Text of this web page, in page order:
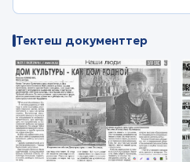
Тектеш документтер